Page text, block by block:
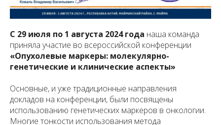
С 29 июля по 1 августа 2024 года наша команда
приняла участие во всероссийской конференции
«Опухолевые маркеры: молекулярно-
генетические и клинические аспекты»
Основные, и уже традиционные направления
докладов на конференции, были посвящены
использованию генетических маркеров в онкологии.
Многие тонкости использования метода